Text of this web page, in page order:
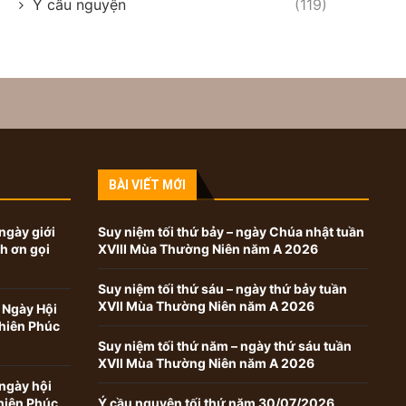
Ý cầu nguyện (119)
giới
ơn gọi
Hội
Phúc
hội
Phúc
BÀI VIẾT MỚI
Suy niệm tối thứ bảy – ngày Chúa nhật tuần
XVIII Mùa Thường Niên năm A 2026
Suy niệm tối thứ sáu – ngày thứ bảy tuần
XVII Mùa Thường Niên năm A 2026
Suy niệm tối thứ năm – ngày thứ sáu tuần
XVII Mùa Thường Niên năm A 2026
Ý cầu nguyện tối thứ năm 30/07/2026